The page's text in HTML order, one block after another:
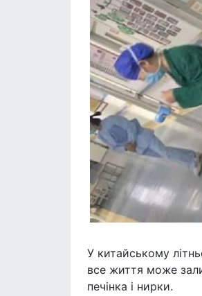
У китайському
все життя може
печінка і нирки.